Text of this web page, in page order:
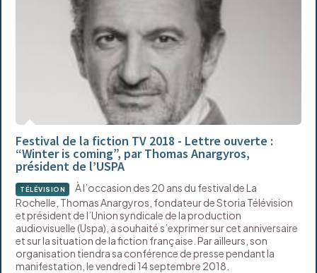
Festival de la fiction TV 2018 - Lettre ouverte :
“Winter is coming”, par Thomas Anargyros,
président de l’USPA
TÉLÉVISION
À l’occasion des 20 ans du festival de La
Rochelle, Thomas Anargyros, fondateur de Storia Télévision
et président de l’Union syndicale de la production
audiovisuelle (Uspa), a souhaité s’exprimer sur cet anniversaire
et sur la situation de la fiction française. Par ailleurs, son
organisation tiendra sa conférence de presse pendant la
manifestation, le vendredi 14 septembre 2018.